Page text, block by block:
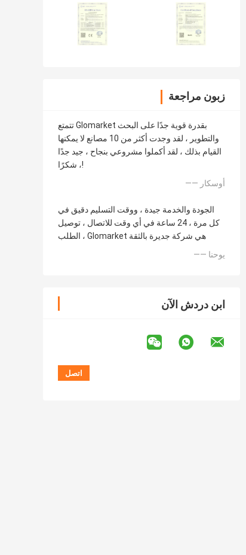
زبون مراجعة
تتمتع Glomarket بقدرة قوية جدًا على البحث
والتطوير ، لقد وجدت أكثر من 10 مصانع لا يمكنها
القيام بذلك ، لقد أكملوا مشروعي بنجاح ، جيد جدًا
، شكرًا!
—— أوسكار
الجودة والخدمة جيدة ، ووقت التسليم دقيق في
كل مرة ، 24 ساعة في أي وقت للاتصال ، توصيل
الطلب ، Glomarket هي شركة جديرة بالثقة
—— يوحنا
ابن دردش الآن